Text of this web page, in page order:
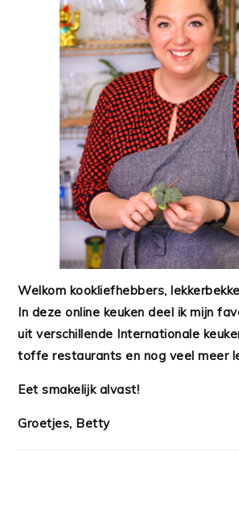
Welkom kookliefhebbers,
In deze online keuken deel ik mijn
uit verschillende Internationale
toffe restaurants en nog veel meer
Eet smakelijk alvast!
Groetjes, Betty